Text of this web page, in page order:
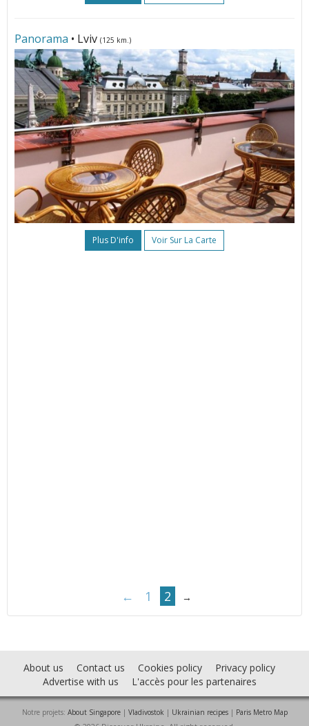
Panorama • Lviv (125 km.)
Plus D'info Voir Sur La Carte
← 1 2 →
About us Contact us Cookies policy
Privacy policy
Advertise with us
L'accès pour les partenaires
Notre projets: About Singapore| Vladivostok | Ukrainian recipes| Paris Metro Map